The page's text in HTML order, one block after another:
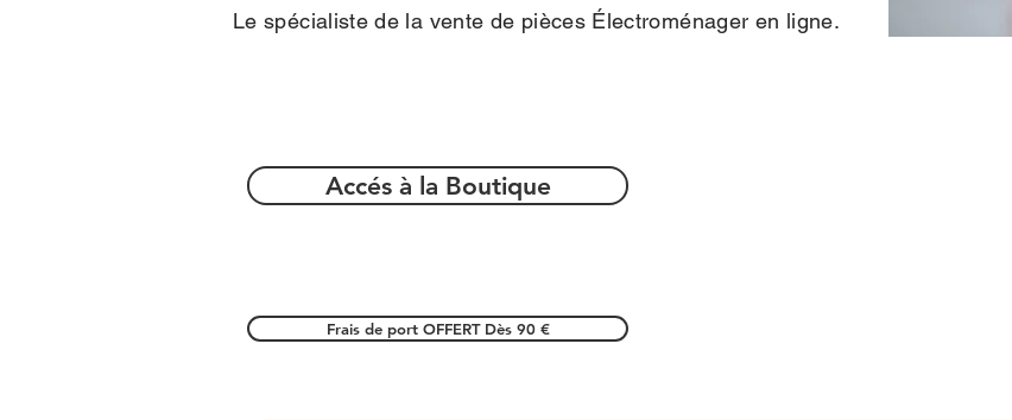
Le spécialiste de la vente de pièces Électroménager en ligne.
Accés à la Boutique
Frais de port OFFERT Dès 90 €